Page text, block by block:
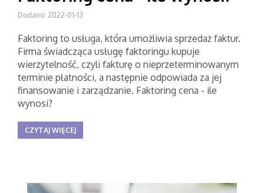
Dodano: 2022-01-13
Faktoring to usługa, która umożliwia sprzedaż faktur.
Firma świadcząca usługę faktoringu kupuje
wierzytelność, czyli fakturę o nieprzeterminowanym
terminie płatności, a następnie odpowiada za jej
finansowanie i zarządzanie. Faktoring cena - ile
wynosi?
CZYTAJ WIĘCEJ